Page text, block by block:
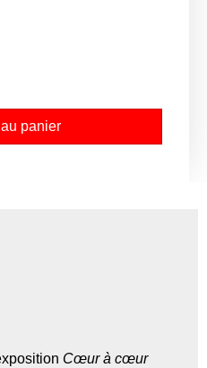
panier
Cœur à cœur